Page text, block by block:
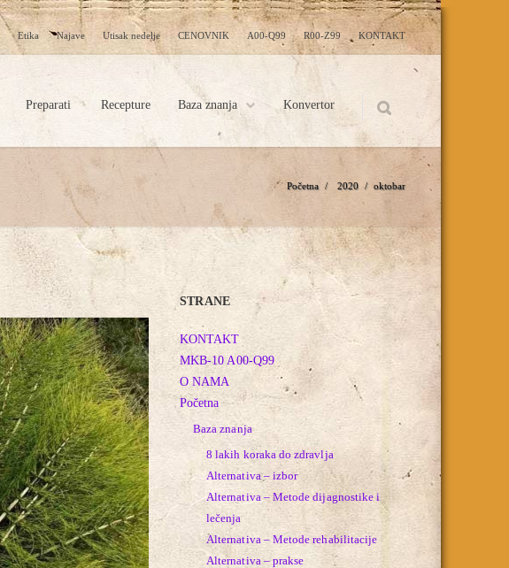
Etika Najave Utisak nedelje CENOVNIK A00-Q99 R00-Z99 KONTAKT
Preparati Recepture Baza znanja Konvertor
Početna / 2020 / oktobar
STRANE
KONTAKT
MKB-10 A00-Q99
O NAMA
Početna
Baza znanja
8 lakih koraka do zdravlja
Alternativa – izbor
Alternativa – Metode dijagnostike i
lečenja
Alternativa – Metode rehabilitacije
Alternativa – prakse